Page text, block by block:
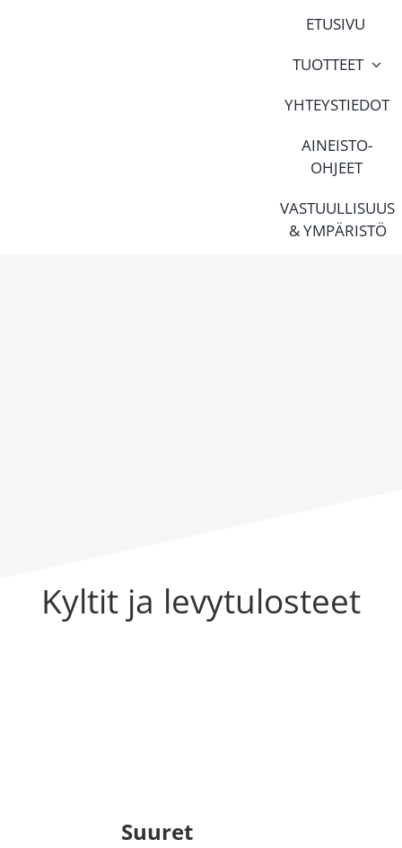
ETUSIVU
TUOTTEET
YHTEYSTIEDOT
AINEISTO-
OHJEET
VASTUULLISUUS
& YMPÄRISTÖ
Kyltit ja levytulosteet
Suuret